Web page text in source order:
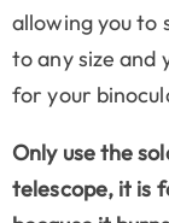
allowing you to
to any size and
for your
Only use the
telescope, it is